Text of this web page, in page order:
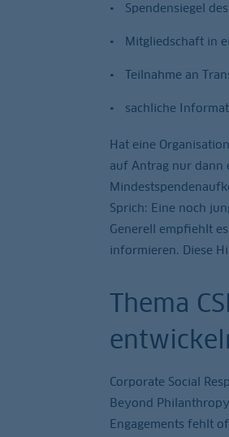
Spendensiegel
Mitgliedschaft in
Teilnahme an
sachliche
Hat eine
auf Antrag nur dann
Sprich: Eine noch
Generell empfiehlt
informieren. Diese
Thema
Corporate Social
Beyond
Engagements fehlt